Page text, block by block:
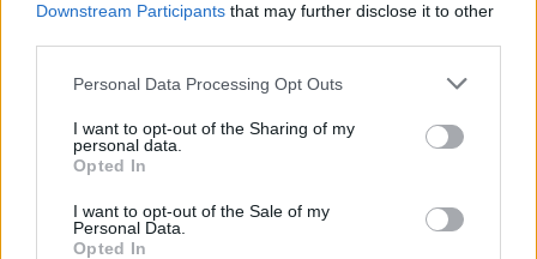
Downstream Participants that may further disclose it to other
Please note that this website/app uses one or more Google
not limited to your visit or usage behaviour. You may click to
grant or deny consent to Google and its third-party tags to
use your data for below specified purposes in below Google
consent section.
Personal Data Processing Opt Outs
I want to opt-out of the Sharing of my
personal data.
Opted In
I want to opt-out of the Sale of my
Personal Data.
Opted In